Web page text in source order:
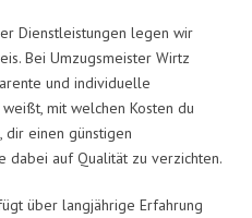
Dienstleistungen legen wir
Bei Umzugsmeister Wirtz
und individuelle
mit welchen Kosten du
dir einen günstigen
dabei auf Qualität zu verzichten.
über langjährige Erfahrung